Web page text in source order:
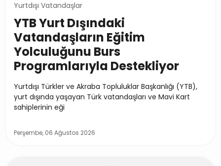
Yurtdışı Vatandaşlar
YTB Yurt Dışındaki
Vatandaşların Eğitim
Yolculuğunu Burs
Programlarıyla Destekliyor
Yurtdışı Türkler ve Akraba Topluluklar Başkanlığı (YTB),
yurt dışında yaşayan Türk vatandaşları ve Mavi Kart
sahiplerinin eği
Perşembe, 06 Ağustos 2026